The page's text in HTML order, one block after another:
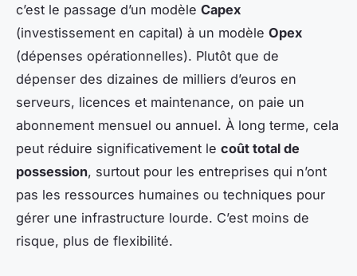
c’est le passage d’un modèle Capex
(investissement en capital) à un modèle Opex
(dépenses opérationnelles). Plutôt que de
dépenser des dizaines de milliers d’euros en
serveurs, licences et maintenance, on paie un
abonnement mensuel ou annuel. À long terme, cela
peut réduire significativement le coût total de
possession, surtout pour les entreprises qui n’ont
pas les ressources humaines ou techniques pour
gérer une infrastructure lourde. C’est moins de
risque, plus de flexibilité.